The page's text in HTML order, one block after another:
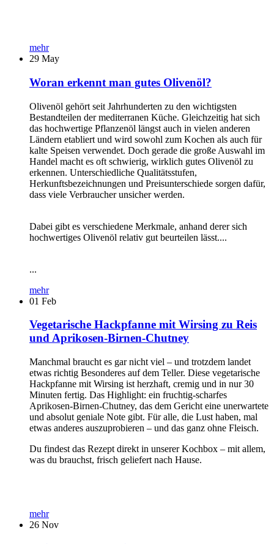
mehr
29 May
Woran erkennt man gutes Olivenöl?
Olivenöl gehört seit Jahrhunderten zu den wichtigsten
Bestandteilen der mediterranen Küche. Gleichzeitig hat sich
das hochwertige Pflanzenöl längst auch in vielen anderen
Ländern etabliert und wird sowohl zum Kochen als auch für
kalte Speisen verwendet. Doch gerade die große Auswahl im
Handel macht es oft schwierig, wirklich gutes Olivenöl zu
erkennen. Unterschiedliche Qualitätsstufen,
Herkunftsbezeichnungen und Preisunterschiede sorgen dafür,
dass viele Verbraucher unsicher werden.
Dabei gibt es verschiedene Merkmale, anhand derer sich
hochwertiges Olivenöl relativ gut beurteilen lässt....
...
mehr
01 Feb
Vegetarische Hackpfanne mit Wirsing zu Reis
und Aprikosen-Birnen-Chutney
Manchmal braucht es gar nicht viel – und trotzdem landet
etwas richtig Besonderes auf dem Teller. Diese vegetarische
Hackpfanne mit Wirsing ist herzhaft, cremig und in nur 30
Minuten fertig. Das Highlight: ein fruchtig-scharfes
Aprikosen-Birnen-Chutney, das dem Gericht eine unerwartete
und absolut geniale Note gibt. Für alle, die Lust haben, mal
etwas anderes auszuprobieren – und das ganz ohne Fleisch.
Du findest das Rezept direkt in unserer Kochbox – mit allem,
was du brauchst, frisch geliefert nach Hause.
mehr
26 Nov